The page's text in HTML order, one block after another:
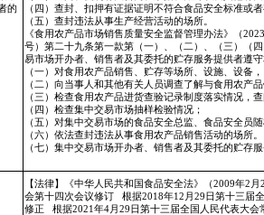
的
（四）查封、扣押有证据证明不符合食品安全标准或
（五）查封违法从事生产经营活动的场所。
《食用农产品市场销售质量安全监督管理办法》（
号）第二十九条第一款第（一）、（二）、（三）（
易市场开办者、销售者及其委托的贮存服务提供者遵
（一）对食用农产品销售、贮存等场所、设施、设备
（二）向当事人和其他有关人员调查了解与食用农产
（三）检查食用农产品进货查验记录制度落实情况，
（四）检查集中交易市场抽样检验情况；
（五）对集中交易市场的食品安全总监、食品安全员
（六）依法查封违法从事食用农产品销售活动的场所。
（七）集中交易市场开办者、销售者及其委托的贮存
【法律】《中华人民共和国食品安全法》（2009年2
会第十四次会议修订
根据2018年12月29日第十三届
修正
根据2021年4月29日第十三届全国人民代表大